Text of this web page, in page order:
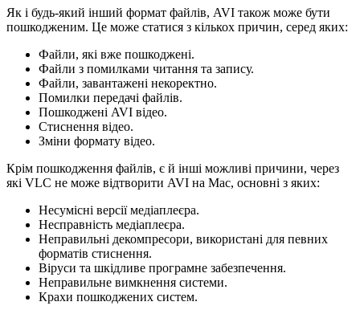
Як і будь-який інший формат файлів, AVI також може бути
пошкодженим. Це може статися з кількох причин, серед яких:
Файли, які вже пошкоджені.
Файли з помилками читання та запису.
Файли, завантажені некоректно.
Помилки передачі файлів.
Пошкоджені AVI відео.
Стиснення відео.
Зміни формату відео.
Крім пошкодження файлів, є й інші можливі причини, через
які VLC не може відтворити AVI на Mac, основні з яких:
Несумісні версії медіаплеєра.
Несправність медіаплеєра.
Неправильні декомпресори, використані для певних
форматів стиснення.
Віруси та шкідливе програмне забезпечення.
Неправильне вимкнення системи.
Крахи пошкоджених систем.